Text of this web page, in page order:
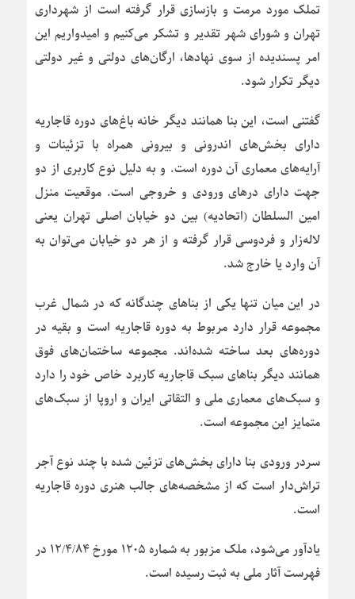
تملک مورد مرمت و بازسازی قرار گرفته است از شهرداری
تهران و شورای شهر تقدیر و تشکر می‌کنیم و امیدواریم این
امر پسندیده از سوی نهادها، ارگان‌های دولتی و غیر دولتی
دیگر تکرار شود.
گفتنی است، این بنا همانند دیگر خانه باغ‌های دوره قاجاریه
دارای بخش‌های اندرونی و بیرونی همراه با تزئینات و
آرایه‌های معماری آن دوره است. و به دلیل نوع کاربری از دو
جهت دارای درهای ورودی و خروجی است. موقعیت منزل
امین السلطان (اتحادیه) بین دو خیابان اصلی تهران یعنی
لاله‌زار و فردوسی قرار گرفته و از هر دو خیابان می‌توان به
آن وارد یا خارج شد.
در این میان تنها یکی از بناهای چندگانه که در شمال غرب
مجموعه قرار دارد مربوط به دوره قاجاریه است و بقیه در
دوره‌های بعد ساخته شده‌اند. مجموعه ساختمان‌های فوق
همانند دیگر بناهای سبک قاجاریه کاربرد خاص خود را دارد
و سبک‌های معماری ملی و التقاتی ایران و اروپا از سبک‌های
متمایز این مجموعه است.
سردر ورودی بنا دارای بخش‌های تزئین شده با چند نوع آجر
تراش‌دار است که از مشخصه‌های جالب هنری دوره قاجاریه
است.
یادآور می‌شود، ملک مزبور به شماره ۱۲۰۵ مورخ ۱۲/۴/۸۴ در
فهرست آثار ملی به ثبت رسیده است.